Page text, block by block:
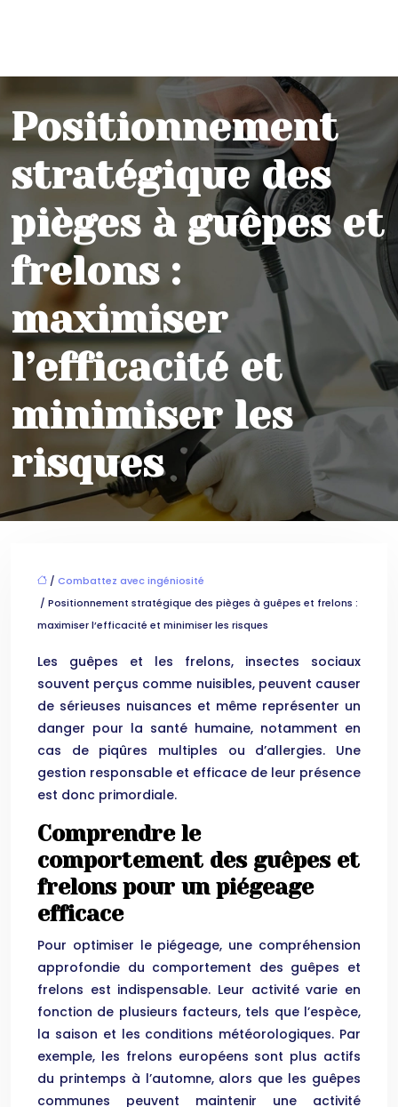
Positionnement
stratégique des
pièges à guêpes et
frelons :
maximiser
l’efficacité et
minimiser les
risques
/ Combattez avec ingéniosité
/ Positionnement stratégique des pièges à guêpes et frelons :
maximiser l’efficacité et minimiser les risques
Les guêpes et les frelons, insectes sociaux
souvent perçus comme nuisibles, peuvent causer
de sérieuses nuisances et même représenter un
danger pour la santé humaine, notamment en
cas de piqûres multiples ou d’allergies. Une
gestion responsable et efficace de leur présence
est donc primordiale.
Comprendre le
comportement des guêpes et
frelons pour un piégeage
efficace
Pour optimiser le piégeage, une compréhension
approfondie du comportement des guêpes et
frelons est indispensable. Leur activité varie en
fonction de plusieurs facteurs, tels que l’espèce,
la saison et les conditions météorologiques. Par
exemple, les frelons européens sont plus actifs
du printemps à l’automne, alors que les guêpes
communes peuvent maintenir une activité